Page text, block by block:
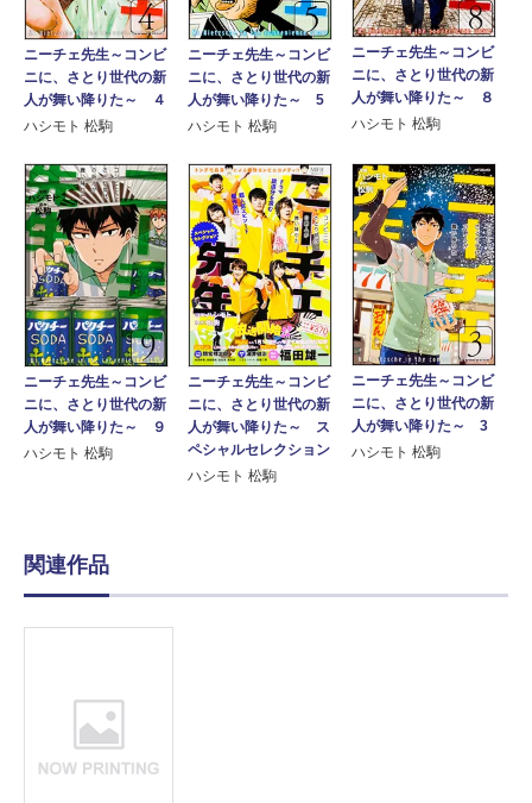
ニーチェ先生～コンビ
ニに、さとり世代の新
人が舞い降りた～ ４
ハシモト 松駒
ニーチェ先生～コンビ
ニに、さとり世代の新
人が舞い降りた～ 5
ハシモト 松駒
ニーチェ先生～コンビ
ニに、さとり世代の新
人が舞い降りた～ ８
ハシモト 松駒
ニーチェ先生～コンビ
ニに、さとり世代の新
人が舞い降りた～ ９
ハシモト 松駒
ニーチェ先生～コンビ
ニに、さとり世代の新
人が舞い降りた～ ス
ペシャルセレクション
ハシモト 松駒
ニーチェ先生～コンビ
ニに、さとり世代の新
人が舞い降りた～ 3
ハシモト 松駒
関連作品